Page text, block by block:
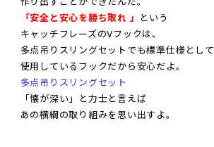
「安全と安心を勝ち取れ 」
という
キャッチフレーズのVフックは、
多点吊りスリングセットでも標準仕様として
使用しているフックだから安心だよ。
多点吊りスリングセット
「懐が深い」と力士と言えば
あの横綱の取り組みを思い出すよ。